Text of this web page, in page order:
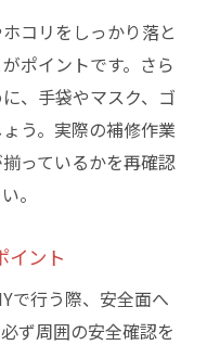
コリをしっかり落と
ポイントです。さら
、手袋やマスク、ゴ
う。実際の補修作業
っているかを再確認
。
イント
で行う際、安全面へ
ず周囲の安全確認を